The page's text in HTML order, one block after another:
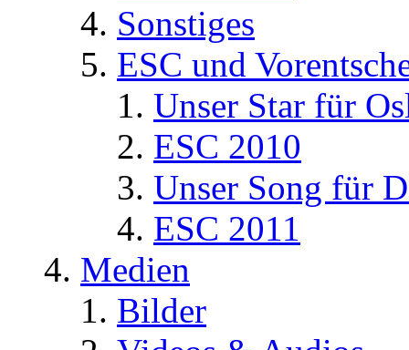
Sonstiges
ESC und
Unser Star für
ESC 2010
Unser Song für
ESC 2011
Medien
Bilder